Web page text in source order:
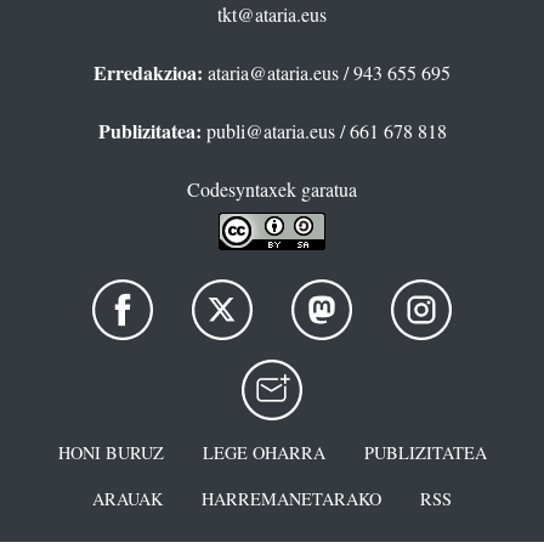
tkt@ataria.eus
Erredakzioa: ataria@ataria.eus/ 943 655 695
Publizitatea: publi@ataria.eus/ 661 678 818
Codesyntaxek garatua
HONI BURUZ LEGE OHARRA
PUBLIZITATEA
ARAUAK
HARREMANETARAKO RSS